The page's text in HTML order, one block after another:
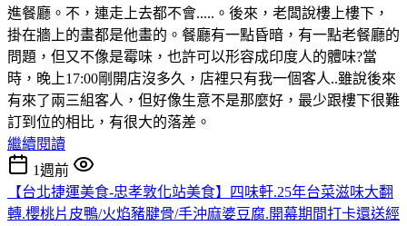
進餐廳。不，連走上去都不會.....。後來，老闆說樓上樓下，
掛在牆上的畫都是他畫的。餐廳有一點昏暗，有一點老餐廳的
問題，但又不像是霉味，也許可以形容成印度人的體味?當
時，晚上17:00剛開店沒多久，店裡只有我一個客人..雖說後來
有來了兩三組客人，但好像生意不是那麼好，最少跟樓下很難
訂到位的相比，有很大的落差。
繼續閱讀
1週前
【台北捷運美食-忠孝敦化站美食】四味軒.25年台菜滋味大翻
轉.櫻桃片皮鴨/火焰豬腱骨/手沖麻婆豆腐.開幕期間打卡還送經